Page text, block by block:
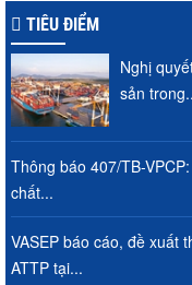
TIÊU ĐIỂM
Nghị
sản
Thông báo 407/TB-
chất...
VASEP báo cáo, đề xuất
ATTP tại...